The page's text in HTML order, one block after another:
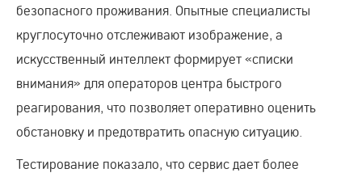
безопасного проживания. Опытные специалисты
круглосуточно отслеживают изображение, а
искусственный интеллект формирует «списки
внимания» для операторов центра быстрого
реагирования, что позволяет оперативно оценить
обстановку и предотвратить опасную ситуацию.
Тестирование показало, что сервис дает более